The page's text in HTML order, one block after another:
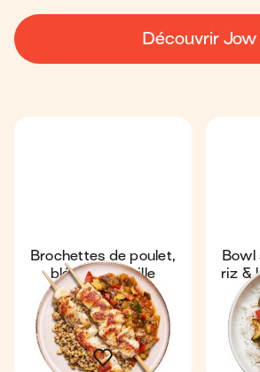
Découvrir Jow
Brochettes de poulet,
blé & ratatouille
35 min 1
riz &